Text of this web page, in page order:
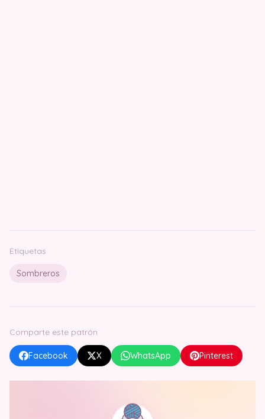
Etiquetas
Sombreros
Comparte este patrón
Facebook X WhatsApp Pinterest